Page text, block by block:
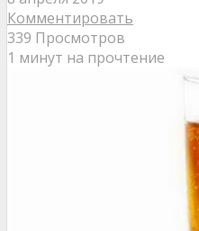
Комментировать
339 Просмотров
1 минут на прочтение